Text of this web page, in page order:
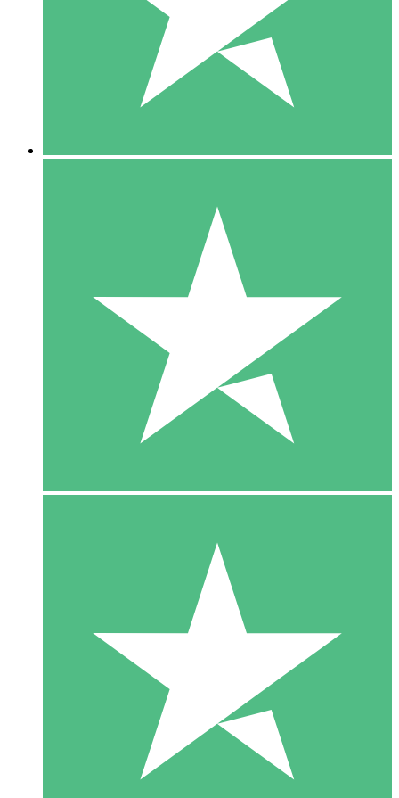
1 Téléchargement
10 00
10 Téléchargements
20 00